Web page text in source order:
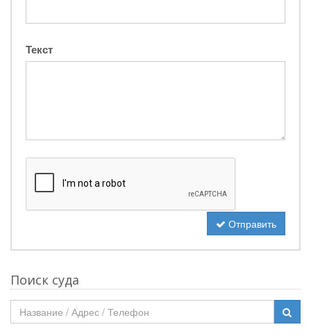
Текст
Отправить
Поиск суда